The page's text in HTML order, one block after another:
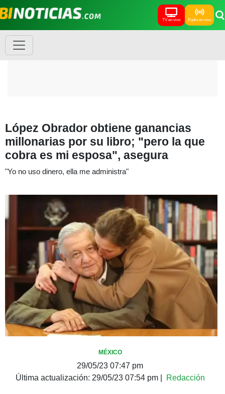
TV en vivo Radio en vivo
López Obrador obtiene ganancias
millonarias por su libro; "pero la que
cobra es mi esposa", asegura
"Yo no uso dinero, ella me administra"
MÉXICO
29/05/23 07:47 pm
Última actualización: 29/05/23 07:54 pm| Redacción